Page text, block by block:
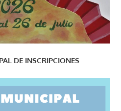
DE INSCRIPCIONES